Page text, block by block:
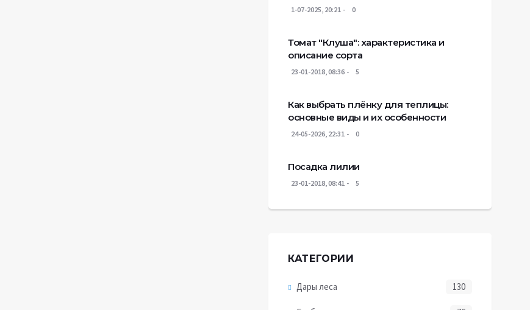
1-07-2025, 20:21 0
Томат "Клуша": характеристика и
описание сорта
23-01-2018, 08:36 5
Как выбрать плёнку для теплицы:
основные виды и их особенности
24-05-2026, 22:31 0
Посадка лилии
23-01-2018, 08:41 5
КАТЕГОРИИ
Дары леса 130